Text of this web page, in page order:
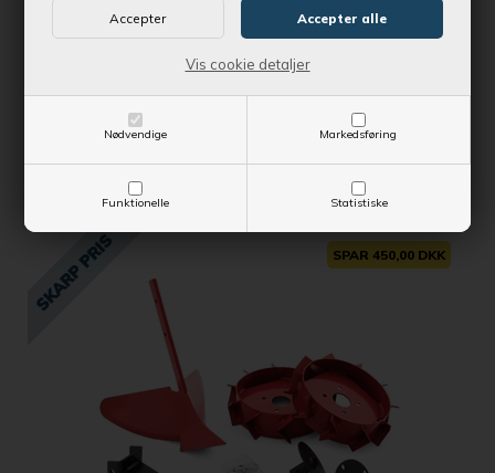
Nødvendige Markedsføring
Funktionelle Statistiske
Vis cookie detaljer
434 og TF 434P
Vejl. udsalgspris
1.749,00 DKK
SE MERE
SPAR 450,00 DKK